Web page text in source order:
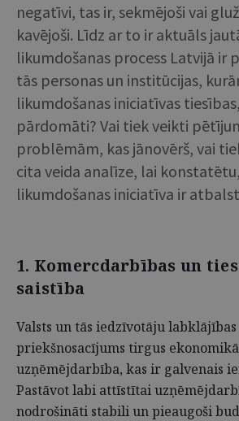
negatīvi, tas ir, sekmējoši vai
kavējoši. Līdz ar to ir aktuāls
likumdošanas process Latvijā ir
tās personas un institūcijas,
likumdošanas iniciatīvas
pārdomāti? Vai tiek veikti
problēmām, kas jānovērš, vai
cita veida analīze, lai
likumdošanas iniciatīva ir
1. Komercdarbības un
saistība
Valsts un tās iedzīvotāju labklājības
priekšnosacījums tirgus
uzņēmējdarbība, kas ir galvenais
Pastāvot labi attīstītai
nodrošināti stabili un pieaugoši